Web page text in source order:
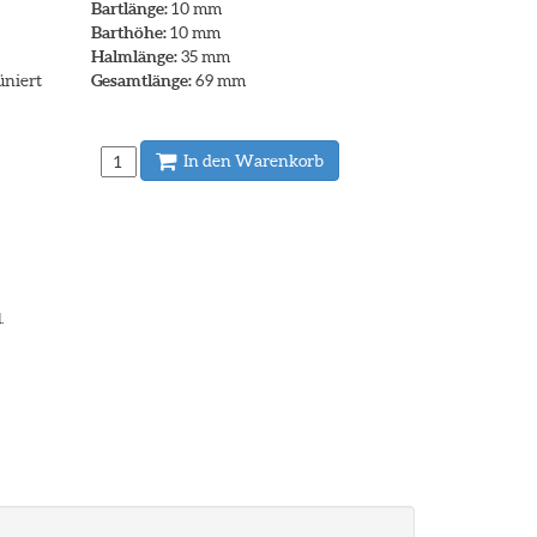
Bartlänge:10 mm
Barthöhe:10 mm
Halmlänge:35 mm
Gesamtlänge:69 mm
In den Warenkorb